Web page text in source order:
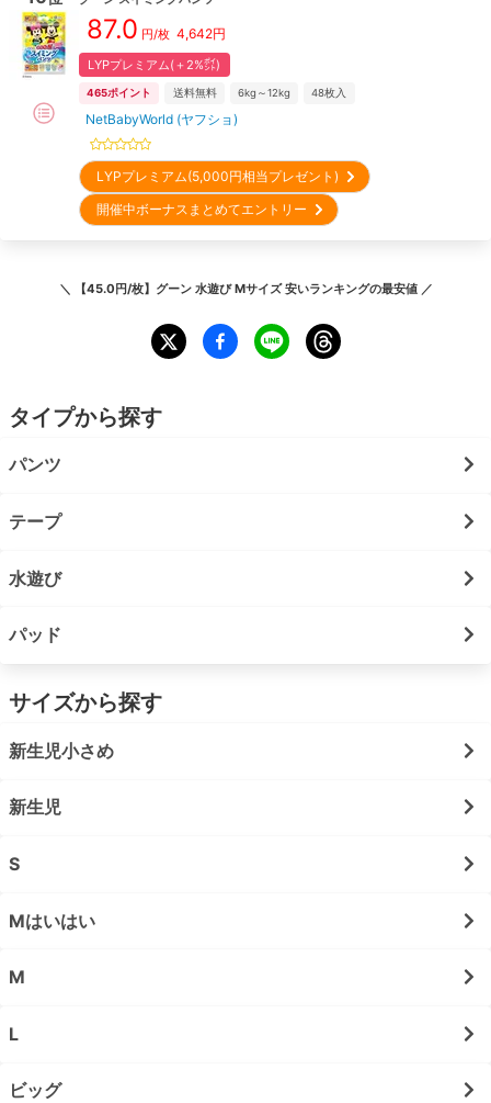
87.0 円/枚 4,642円
LYPプレミアム(＋2%㌽)
465ポイント 送料無料 6kg～12kg 48枚入
NetBabyWorld (ヤフショ)
LYPプレミアム(5,000円相当プレゼント)
開催中ボーナスまとめてエントリー
＼ 【45.0円/枚】グーン 水遊び Mサイズ 安いランキングの最安値 ／
タイプから探す
パンツ
テープ
水遊び
パッド
サイズから探す
新生児小さめ
新生児
S
Mはいはい
M
L
ビッグ